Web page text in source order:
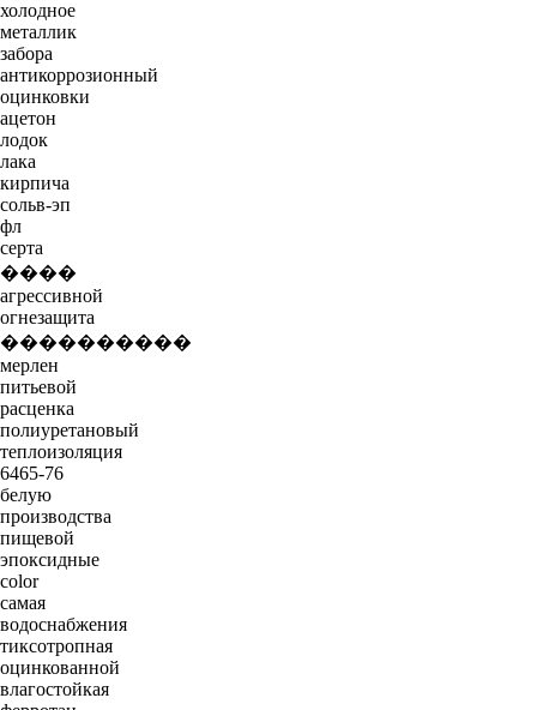
холодное
металлик
забора
антикоррозионный
оцинковки
ацетон
лодок
лака
кирпича
сольв-эп
фл
серта
����
агрессивной
огнезащита
����������
мерлен
питьевой
расценка
полиуретановый
теплоизоляция
6465-76
белую
производства
пищевой
эпоксидные
color
самая
водоснабжения
тиксотропная
оцинкованной
влагостойкая